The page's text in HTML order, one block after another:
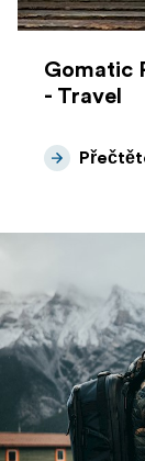
Gomatic
- Travel